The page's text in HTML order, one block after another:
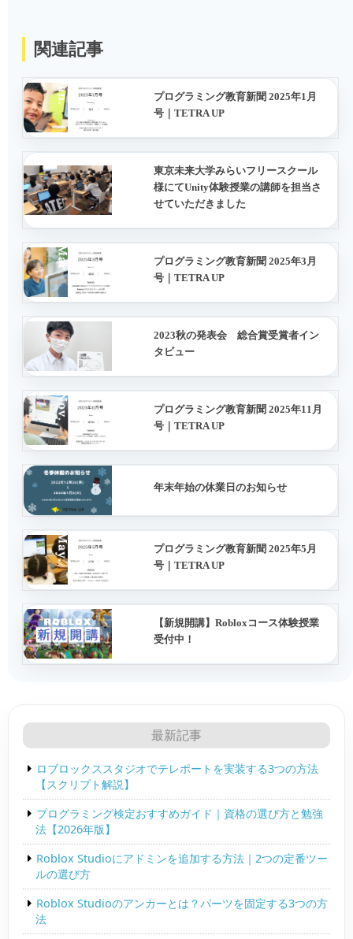
関連記事
プログラミング教育新聞 2025年1月
号｜TETRA UP
東京未来大学みらいフリースクール
様にてUnity体験授業の講師を担当さ
せていただきました
プログラミング教育新聞 2025年3月
号｜TETRA UP
2023秋の発表会 総合賞受賞者イン
タビュー
プログラミング教育新聞 2025年11月
号｜TETRA UP
年末年始の休業日のお知らせ
プログラミング教育新聞 2025年5月
号｜TETRA UP
【新規開講】Robloxコース体験授業
受付中！
最新記事
ロブロックススタジオでテレポートを実装する3つの方法
【スクリプト解説】
プログラミング検定おすすめガイド｜資格の選び方と勉強
法【2026年版】
Roblox Studioにアドミンを追加する方法｜2つの定番ツー
ルの選び方
Roblox Studioのアンカーとは？パーツを固定する3つの方
法